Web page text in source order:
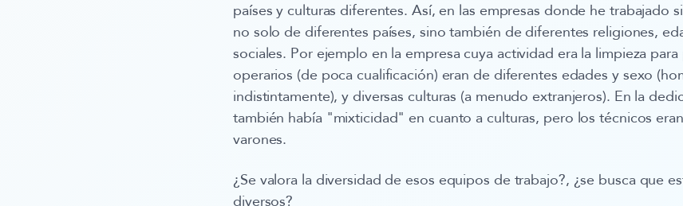
países y culturas diferentes. Así, en las empresas donde he trabajado
no solo de diferentes países, sino también de diferentes religiones,
sociales. Por ejemplo en la empresa cuya actividad era la limpieza
operarios (de poca cualificación) eran de diferentes edades y sexo
indistintamente), y diversas culturas (a menudo extranjeros). En la
también había "mixticidad" en cuanto a culturas, pero los técnicos
varones.
¿Se valora la diversidad de esos equipos de trabajo?, ¿se busca que
diversos?